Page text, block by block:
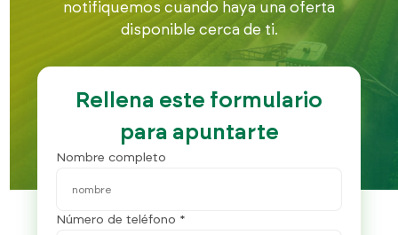
notifiquemos cuando haya una oferta
disponible cerca de ti.
Rellena este formulario
para apuntarte
Nombre completo
Número de teléfono *